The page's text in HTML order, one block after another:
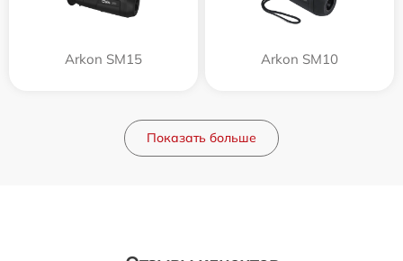
Arkon SM15 Arkon SM10
Показать больше